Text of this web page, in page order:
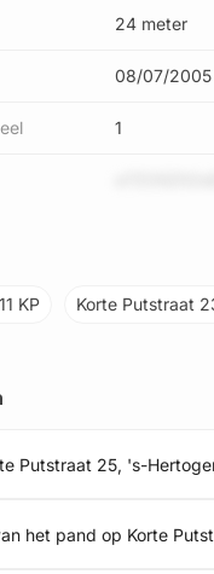
24 meter
08/07/2005
1
KP Korte Putstraat
Putstraat 25, 's-
het pand op Korte